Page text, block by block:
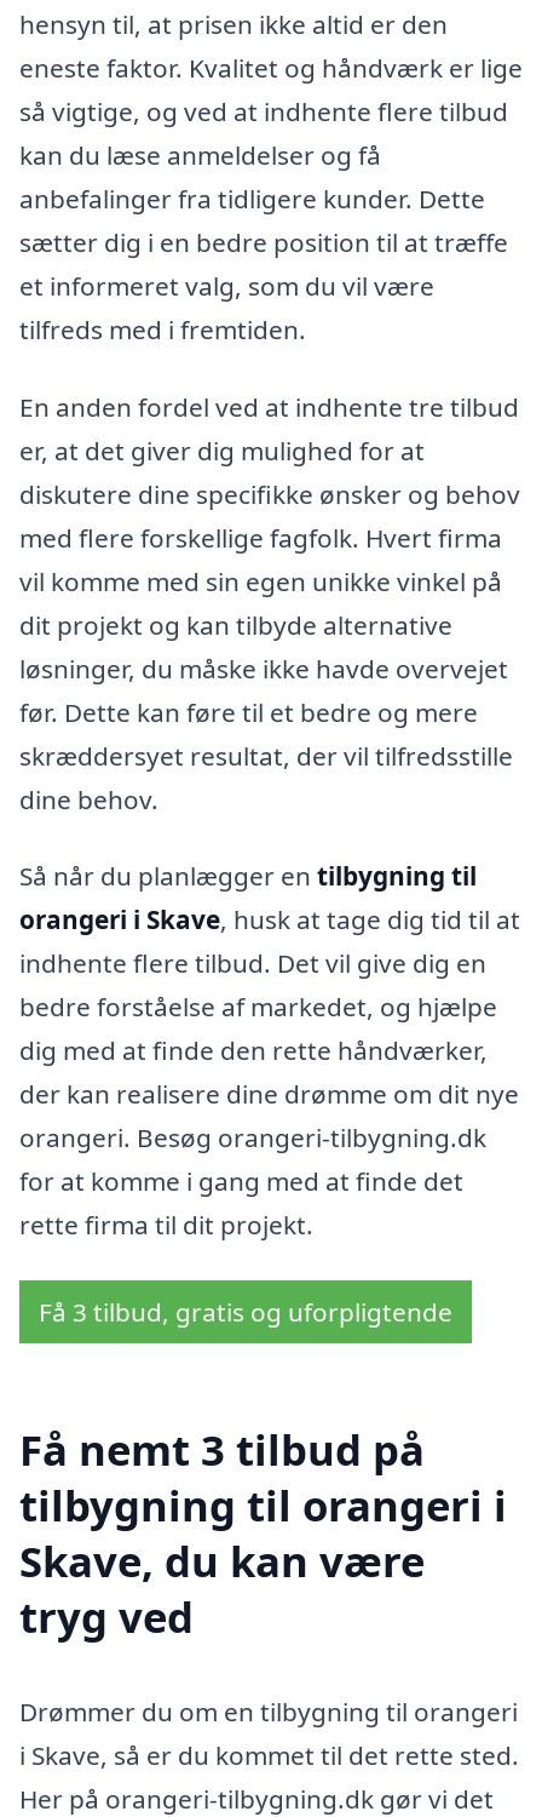
hensyn til, at prisen ikke altid er den
eneste faktor. Kvalitet og håndværk er lige
så vigtige, og ved at indhente flere tilbud
kan du læse anmeldelser og få
anbefalinger fra tidligere kunder. Dette
sætter dig i en bedre position til at træffe
et informeret valg, som du vil være
tilfreds med i fremtiden.
En anden fordel ved at indhente tre tilbud
er, at det giver dig mulighed for at
diskutere dine specifikke ønsker og behov
med flere forskellige fagfolk. Hvert firma
vil komme med sin egen unikke vinkel på
dit projekt og kan tilbyde alternative
løsninger, du måske ikke havde overvejet
før. Dette kan føre til et bedre og mere
skræddersyet resultat, der vil tilfredsstille
dine behov.
Så når du planlægger en tilbygning til
orangeri i Skave, husk at tage dig tid til at
indhente flere tilbud. Det vil give dig en
bedre forståelse af markedet, og hjælpe
dig med at finde den rette håndværker,
der kan realisere dine drømme om dit nye
orangeri. Besøg orangeri-tilbygning.dk
for at komme i gang med at finde det
rette firma til dit projekt.
Få 3 tilbud, gratis og uforpligtende
Få nemt 3 tilbud på
tilbygning til orangeri i
Skave, du kan være
tryg ved
Drømmer du om en tilbygning til orangeri
i Skave, så er du kommet til det rette sted.
Her på orangeri-tilbygning.dk gør vi det